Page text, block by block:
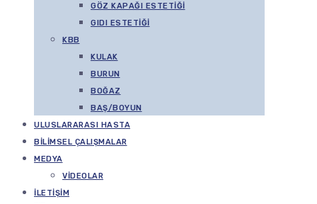
GÖZ KAPAĞI ESTETIĞI
GIDI ESTETIĞI
KBB
KULAK
BURUN
BOĞAZ
BAŞ/BOYUN
ULUSLARARASI HASTA
BILIMSEL ÇALIŞMALAR
MEDYA
VIDEOLAR
İLETIŞIM